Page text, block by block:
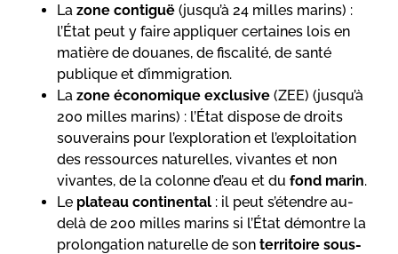
La zone contiguë (jusqu’à 24 milles marins) :
l’État peut y faire appliquer certaines lois en
matière de douanes, de fiscalité, de santé
publique et d’immigration.
La zone économique exclusive (ZEE) (jusqu’à
200 milles marins) : l’État dispose de droits
souverains pour l’exploration et l’exploitation
des ressources naturelles, vivantes et non
vivantes, de la colonne d’eau et du fond marin.
Le plateau continental : il peut s’étendre au-
delà de 200 milles marins si l’État démontre la
prolongation naturelle de son territoire sous-